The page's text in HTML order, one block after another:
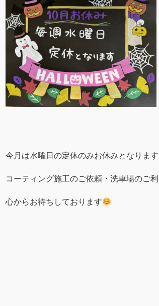
今月は水曜日の定休のみお休みとなります
コーティング施工のご依頼・洗車場のご利
心からお待ちしております